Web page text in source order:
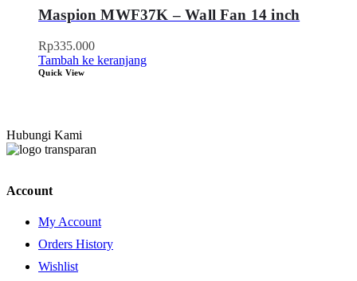
Maspion MWF37K – Wall Fan 14 inch
Rp335.000
Tambah ke keranjang
Quick View
Hubungi Kami
Account
My Account
Orders History
Wishlist